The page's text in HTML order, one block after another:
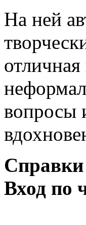
На ней
вопросы
Справки
Вход по